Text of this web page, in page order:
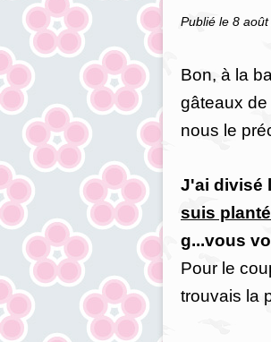
Publié le 8 août
Bon, à la
gâteaux de
nous le
J'ai divisé
suis
g...vous
Pour le
trouvais la